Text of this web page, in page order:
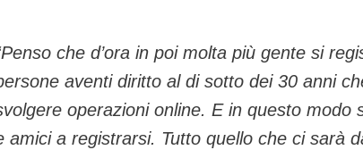
che d’ora in poi molta più gente si
aventi diritto al di sotto dei 30 anni
operazioni online. E in questo modo
amici a registrarsi. Tutto quello che ci sarà